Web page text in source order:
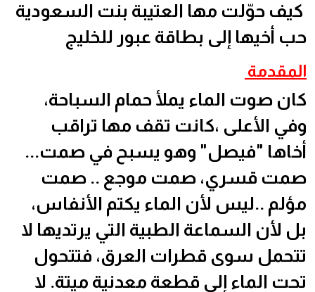
كيف حوّلت مها العتيبة بنت السعودية
حب أخيها إلى بطاقة عبور للخليج
المقدمة
كان صوت الماء يملأ حمام السباحة،
وفي الأعلى ،كانت تقف مها تراقب
أخاها "فيصل" وهو يسبح في صمت...
صمت قسري، صمت موجع .. صمت
مؤلم ..ليس لأن الماء يكتم الأنفاس،
بل لأن السماعة الطبية التي يرتديها لا
تتحمل سوى قطرات العرق، فتتحول
تحت الماء إلى قطعة معدنية ميتة. لا